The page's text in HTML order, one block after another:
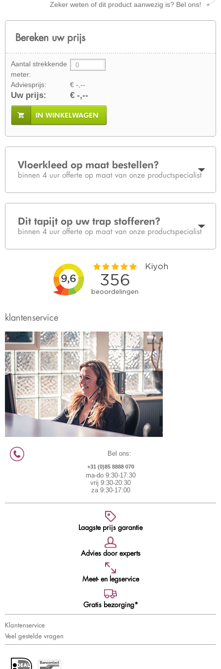
Zeker weten of dit product aanwezig is? Bel ons!
Bereken uw prijs
Aantal strekkende
meter:
Adviesprijs:
€ -,--
Uw prijs: € -,--
IN WINKELWAGEN
Vloerkleed op maat bestellen?
binnen 4 uur offerte op maat van onze productspecialist
Dit tapijt op uw trap stofferen?
binnen 4 uur offerte op maat van onze productspecialist
klantenservice
Bel ons:
+31 (0)85 8888 070
ma-do 9:30-17:30
vrij 9:30-20:30
za 9:30-17:00
Laagste prijs garantie
Advies door experts
Meet- en legservice
Gratis bezorging*
Klantenservice
Veel gestelde vragen